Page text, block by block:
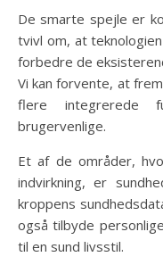
De smarte spejle er
tvivl om, at
forbedre de
Vi kan forvente, at
flere integrerede
brugervenlige.
Et af de områder,
indvirkning, er
kroppens
også tilbyde
til en sund livsstil.